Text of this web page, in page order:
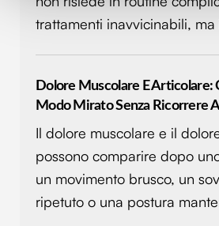
Approfondisci come vengono
modificare o ritirare il tuo consenso
Utilizziamo i cookie per
annunci, per fornire funzionalità dei
analizzare il nostro traffico.
informazioni sul modo in cui utilizzi
nostri partner che si occupano di
pubblicità e social media, i quali
trattamenti inavvicinabili, ma
Dolore Muscolare E Articolare:
Modo Mirato Senza Ricorrere
Il dolore muscolare e il
possono comparire dopo
un movimento brusco, un
ripetuto o una postura